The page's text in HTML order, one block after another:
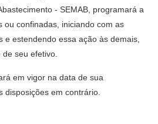
- SEMAB, programará a
ou confinadas, iniciando com as
e estendendo essa ação às demais,
seu efetivo.
em vigor na data de sua
disposições em contrário.